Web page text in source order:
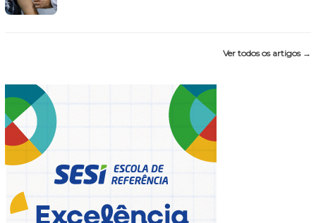
Ver todos os artigos →